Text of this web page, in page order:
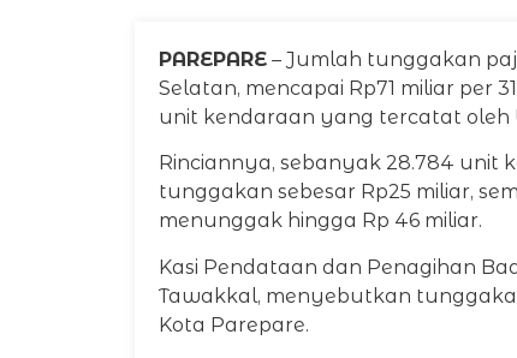
PAREPARE – Jumlah tunggakan
Selatan, mencapai Rp71 miliar per
unit kendaraan yang tercatat oleh
Rinciannya, sebanyak 28.784
tunggakan sebesar Rp25 miliar,
menunggak hingga Rp 46 miliar.
Kasi Pendataan dan Penagihan
Tawakkal, menyebutkan
Kota Parepare.